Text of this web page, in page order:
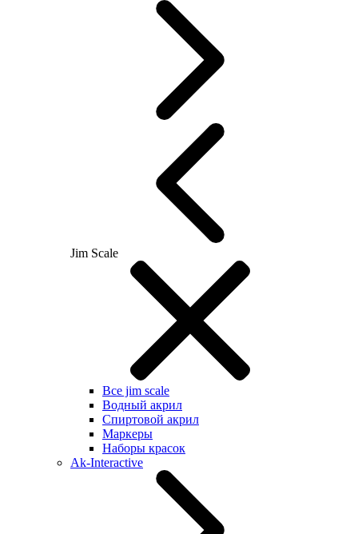
Jim Scale
Все jim scale
Водный акрил
Спиртовой акрил
Маркеры
Наборы красок
Ak-Interactive